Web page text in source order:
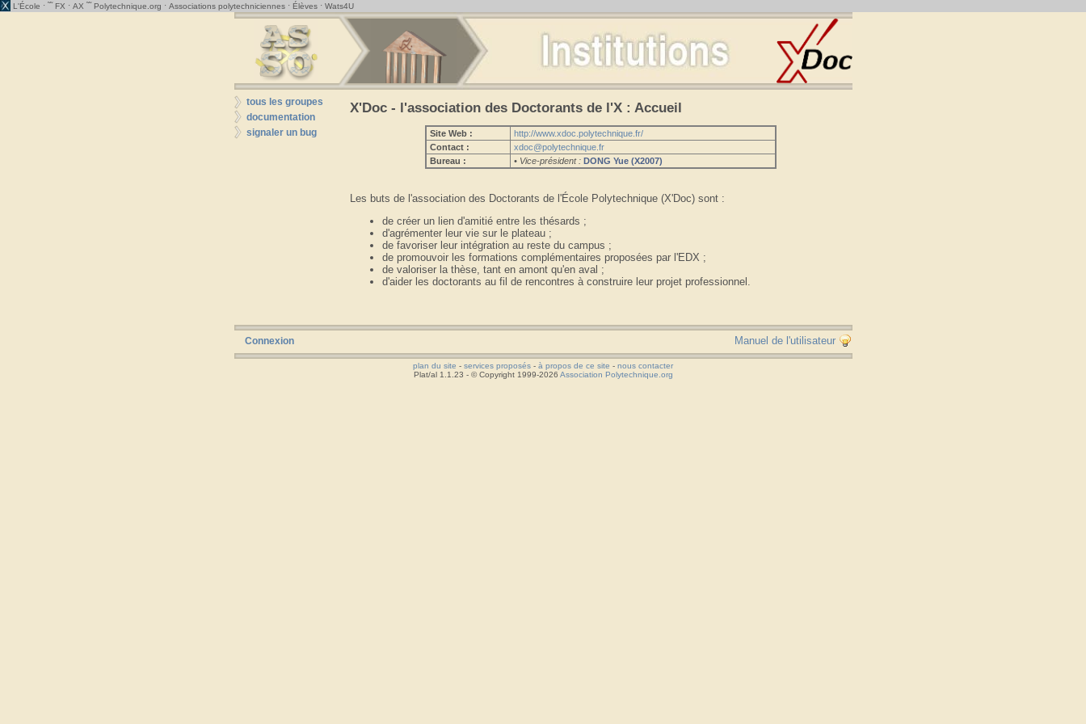
L'École · ˜˜ FX · AX ˜˜ Polytechnique.org · Associations polytechniciennes · Élèves · Wats4U
tous les groupes
documentation
signaler un bug
X'Doc - l'association des Doctorants de l'X : Accueil
Site Web :
http://www.xdoc.polytechnique.fr/
Contact :
xdoc@polytechnique.fr
Bureau :
• Vice-président : DONG Yue (X2007)
Les buts de l'association des Doctorants de l'École Polytechnique (X'Doc) sont :
de créer un lien d'amitié entre les thésards ;
d'agrémenter leur vie sur le plateau ;
de favoriser leur intégration au reste du campus ;
de promouvoir les formations complémentaires proposées par l'EDX ;
de valoriser la thèse, tant en amont qu'en aval ;
d'aider les doctorants au fil de rencontres à construire leur projet professionnel.
Connexion Manuel de l'utilisateur
plan du site - services proposés - à propos de ce site - nous contacter
Plat/al 1.1.23 - © Copyright 1999-2026 Association Polytechnique.org